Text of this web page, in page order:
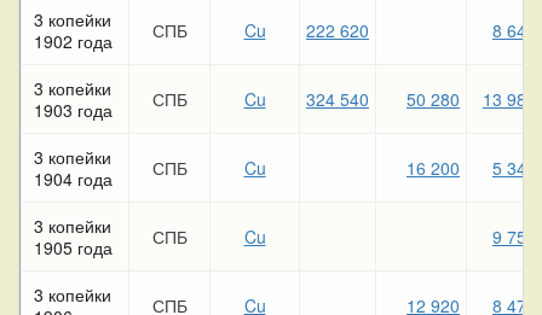
3 копейки
1902 года
СПБ Cu 222 620 8 640
3 копейки
1903 года
СПБ Cu 324 540 50 280 13 980
3 копейки
1904 года
СПБ Cu 16 200 5 340
3 копейки
1905 года
СПБ Cu 9 750
3 копейки
СПБ Cu 12 920 8 470